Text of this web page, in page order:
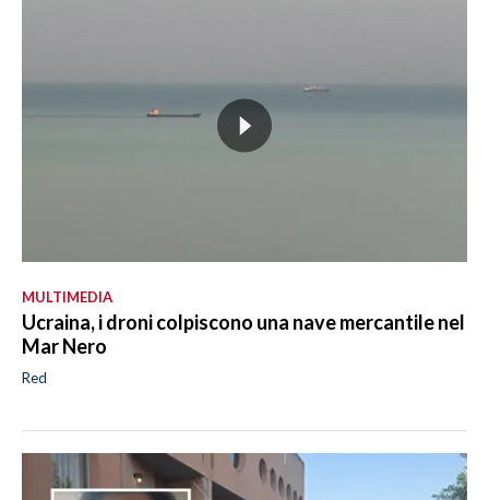
MULTIMEDIA
Ucraina, i droni colpiscono una nave mercantile nel
Mar Nero
Red